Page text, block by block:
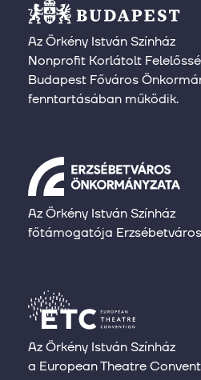
Az Örkény István Színház
Nonprofit Korlátolt
Budapest Főváros
fenntartásában működik.
Az Örkény István Színház
főtámogatója
Az Örkény István Színház
a European Theatre